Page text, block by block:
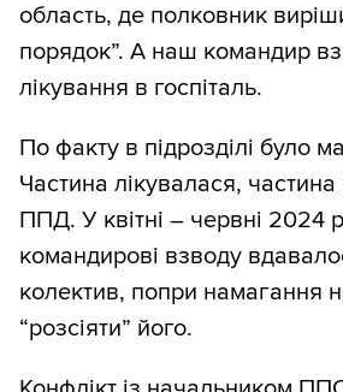
область, де полковник
порядок”. А наш командир
лікування в госпіталь.
По факту в підрозділі було
Частина лікувалася,
ППД. У квітні – червні 2024
командирові взводу
колектив, попри намагання
“розсіяти” його.